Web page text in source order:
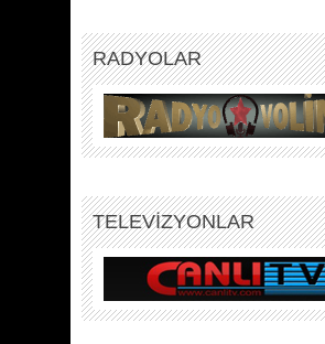
RADYOLAR
TELEVİZYONLAR